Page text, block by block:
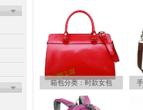
箱包分类：时款女包